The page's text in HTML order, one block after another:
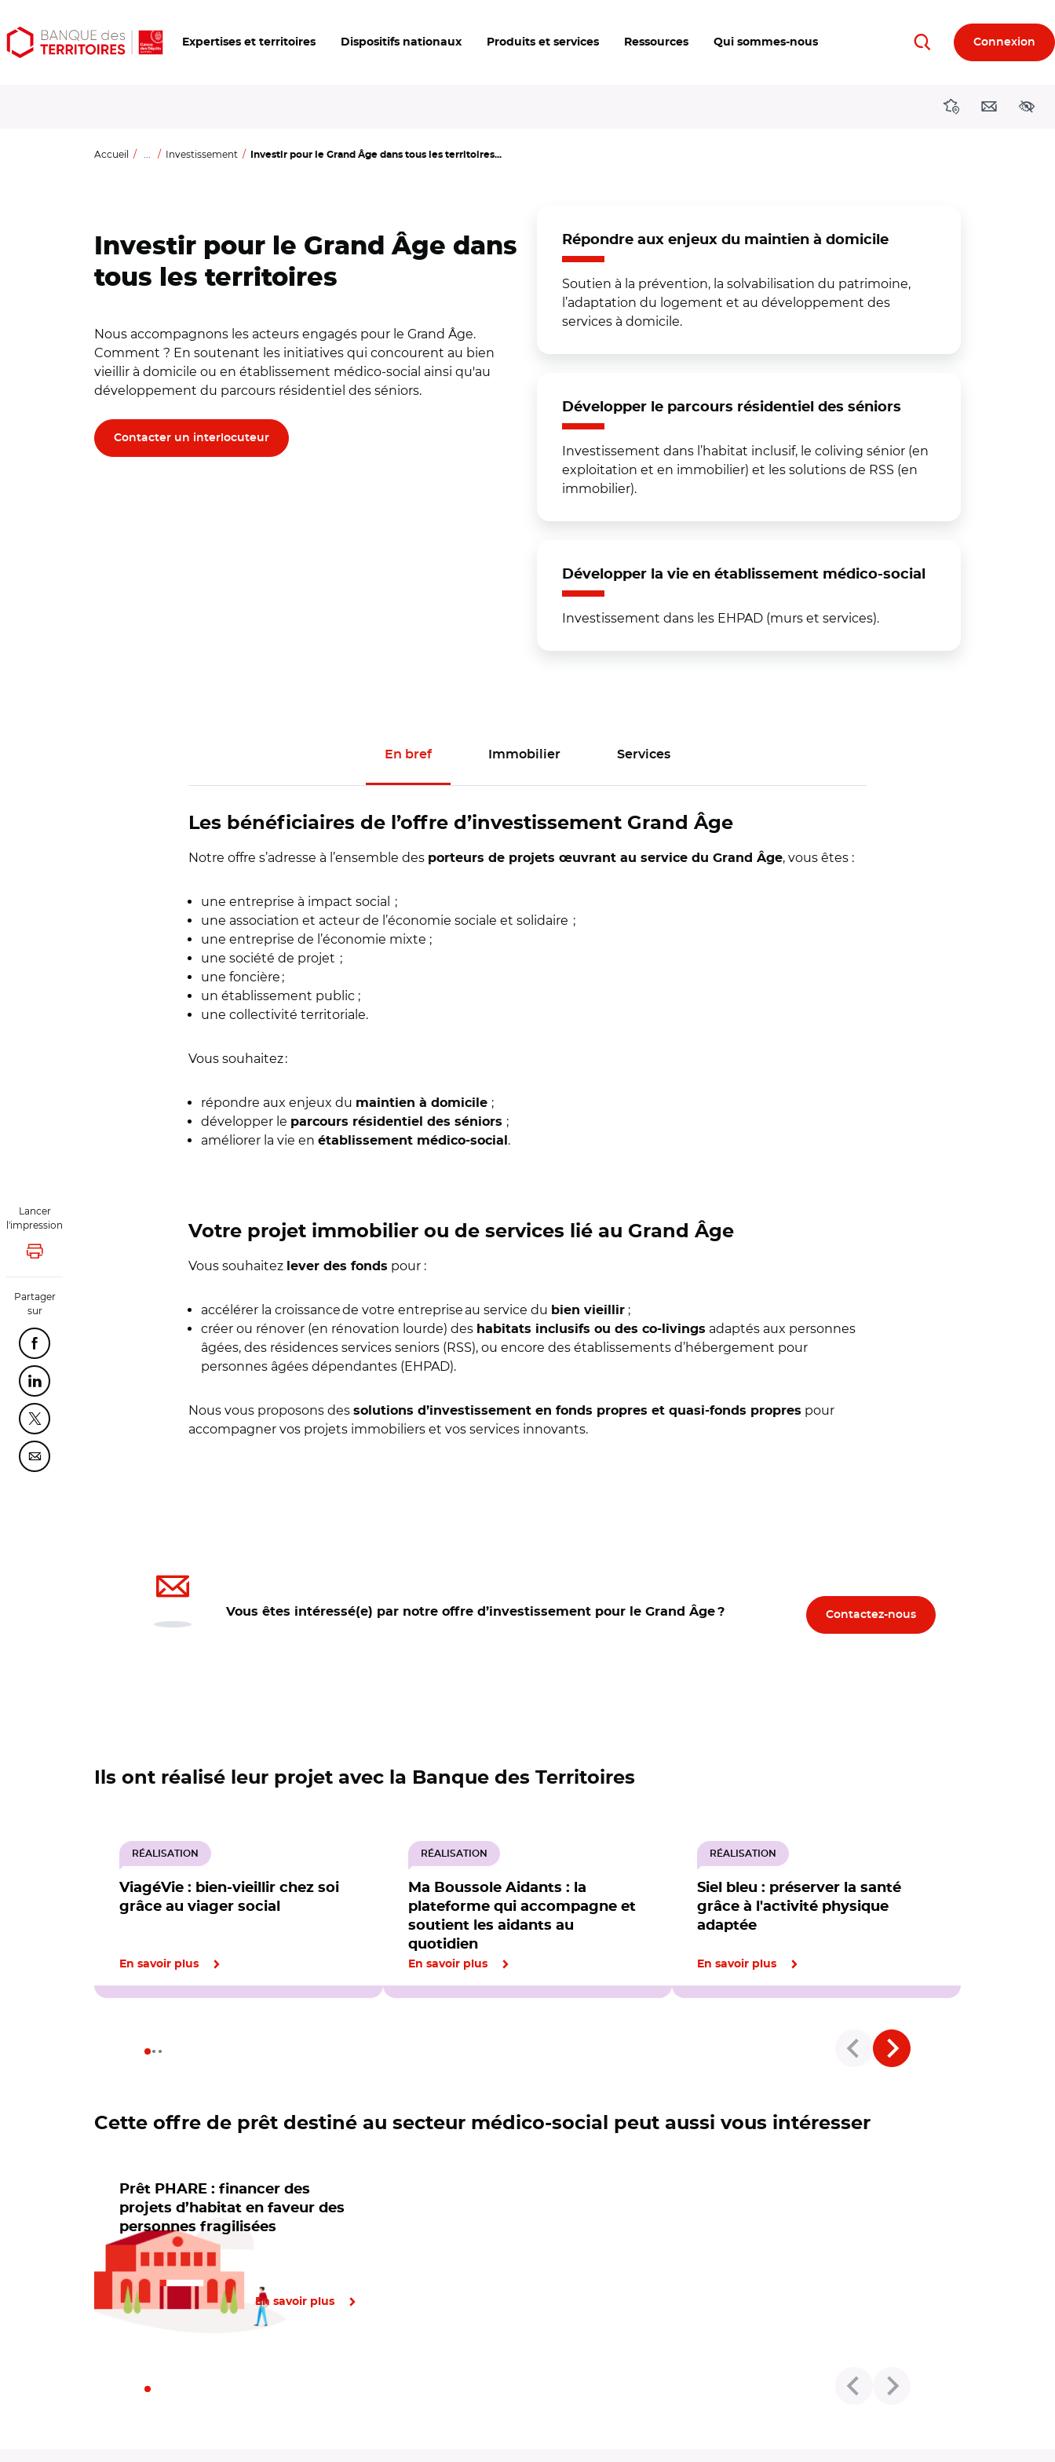
Aller
au
Aller
au
Ouvrir
les
Expertises et territoires Dispositifs nationaux Produits et services Ressources Qui sommes-nous RechercherConnexion
DirectionsContact
Accueil ... Investissement Investir pour le Grand Âge dans tous les territoires...
Lancer
l'impression
Lancer l'impression
Partager
sur
Partager cette page sur Facebook
Partager cette page sur Linkedin
Partager cette page sur Twitter
Partager cette page sur Courriel
Investir pour le Grand Âge dans
tous les territoires
Nous accompagnons les acteurs engagés pour le Grand Âge.
Comment ? En soutenant les initiatives qui concourent au bien
vieillir à domicile ou en établissement médico-social ainsi qu'au
développement du parcours résidentiel des séniors.
Contacter un interlocuteur
Répondre aux enjeux du maintien à domicile
Soutien à la prévention, la solvabilisation du patrimoine,
l’adaptation du logement et au développement des
services à domicile.
Développer le parcours résidentiel des séniors
Investissement dans l’habitat inclusif, le coliving sénior (en
exploitation et en immobilier) et les solutions de RSS (en
immobilier).
Développer la vie en établissement médico-social
Investissement dans les EHPAD (murs et services).
En bref Immobilier Services
Les bénéficiaires de l’offre d’investissement Grand Âge
Notre offre s’adresse à l’ensemble des porteurs de projets œuvrant au service du Grand Âge, vous êtes :
une entreprise à impact social ;
une association et acteur de l’économie sociale et solidaire ;
une entreprise de l’économie mixte ;
une société de projet ;
une foncière ;
un établissement public ;
une collectivité territoriale.
Vous souhaitez :
répondre aux enjeux du maintien à domicile ;
développer le parcours résidentiel des séniors ;
améliorer la vie en établissement médico-social .
Votre projet immobilier ou de services lié au Grand Âge
Vous souhaitez lever des fonds pour :
accélérer la croissance de votre entreprise au service du bien vieillir ;
créer ou rénover (en rénovation lourde) des habitats inclusifs ou des co-livings adaptés aux personnes
âgées, des résidences services seniors (RSS), ou encore des établissements d’hébergement pour
personnes âgées dépendantes (EHPAD).
Nous vous proposons des solutions d’investissement en fonds propres et quasi-fonds propres pour
accompagner vos projets immobiliers et vos services innovants.
Vous êtes intéressé(e) par notre offre d’investissement pour le Grand Âge ? Contactez-nous
Ils ont réalisé leur projet avec la Banque des Territoires
ViagéVie : bien-vieillir chez soi
grâce au viager social
RÉALISATION
En savoir plus
Ma Boussole Aidants : la
plateforme qui accompagne et
soutient les aidants au
quotidien
RÉALISATION
En savoir plus
Siel bleu : préserver la santé
grâce à l'activité physique
adaptée
RÉALISATION
En savoir plus
Cette offre de prêt destiné au secteur médico-social peut aussi vous intéresser
Prêt PHARE : financer des
projets d’habitat en faveur des
personnes fragilisées
En savoir plus